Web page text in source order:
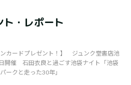
ト・レポート
ンカードプレゼント！】 ジュンク堂書店池
開催 石田衣良と過ごす池袋ナイト「池袋
ークと走った30年」